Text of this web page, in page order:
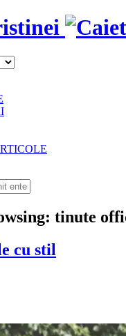
tinute
cu stil